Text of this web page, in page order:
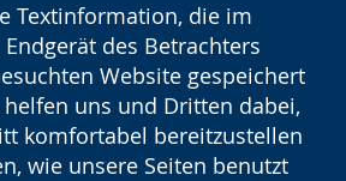
Textinformation, die im
des Betrachters
Website gespeichert
uns und Dritten dabei,
komfortabel bereitzustellen
wie unsere Seiten benutzt